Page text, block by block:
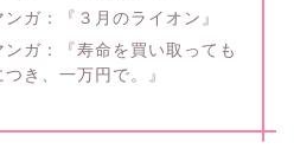
ガ：『３月のライオン』
ガ：『寿命を買い取っても
き、一万円で。』